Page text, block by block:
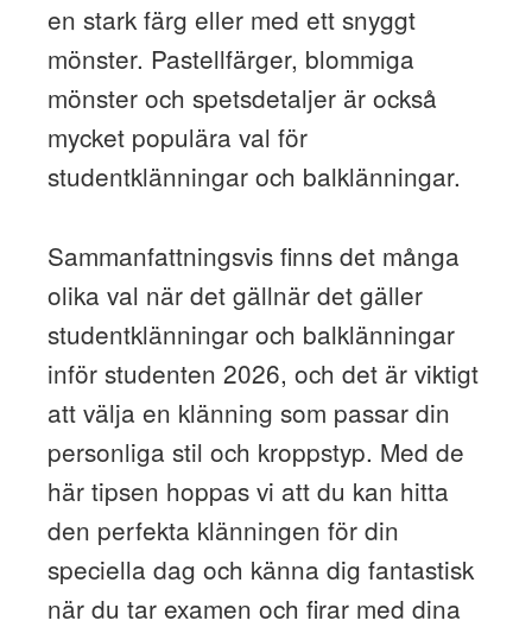
en stark färg eller med ett snyggt
mönster. Pastellfärger, blommiga
mönster och spetsdetaljer är också
mycket populära val för
studentklänningar och balklänningar.
Sammanfattningsvis finns det många
olika val när det gällnär det gäller
studentklänningar och balklänningar
inför studenten 2026, och det är viktigt
att välja en klänning som passar din
personliga stil och kroppstyp. Med de
här tipsen hoppas vi att du kan hitta
den perfekta klänningen för din
speciella dag och känna dig fantastisk
när du tar examen och firar med dina